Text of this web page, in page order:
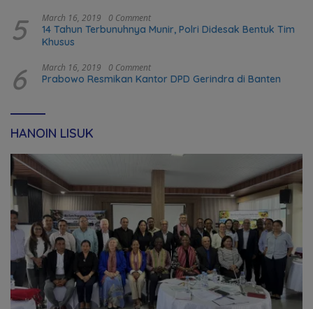
5 March 16, 2019 0 Comment
14 Tahun Terbunuhnya Munir, Polri Didesak Bentuk Tim
Khusus
6 March 16, 2019 0 Comment
Prabowo Resmikan Kantor DPD Gerindra di Banten
HANOIN LISUK